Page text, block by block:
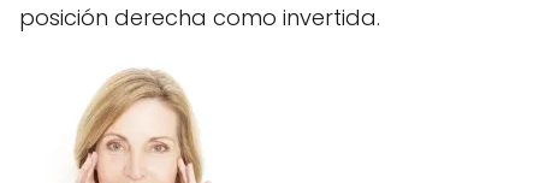
posición derecha como invertida.